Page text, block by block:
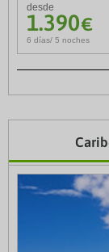
desde
1.390€
6 días/ 5 noches
de Manuel Antonio.
desde
2.319€